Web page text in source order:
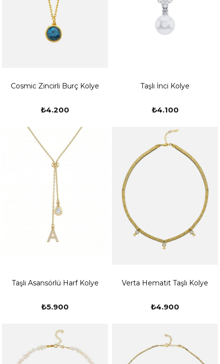
Cosmic Zincirli Burç Kolye
₺4.200
Taşlı İnci Kolye
₺4.100
Taşlı Asansörlü Harf Kolye
₺5.900
Verta Hematit Taşlı Kolye
₺4.900